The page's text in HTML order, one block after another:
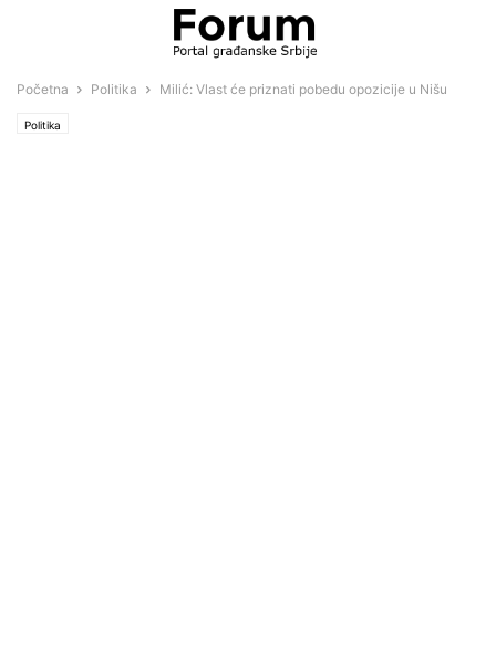
Početna Politika Milić: Vlast će priznati pobedu opozicije u Nišu
Politika